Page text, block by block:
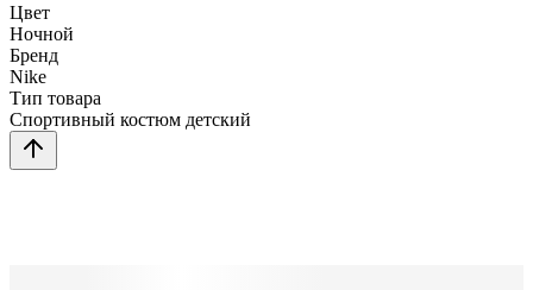
Цвет
Ночной
Бренд
Nike
Тип товара
Спортивный костюм детский